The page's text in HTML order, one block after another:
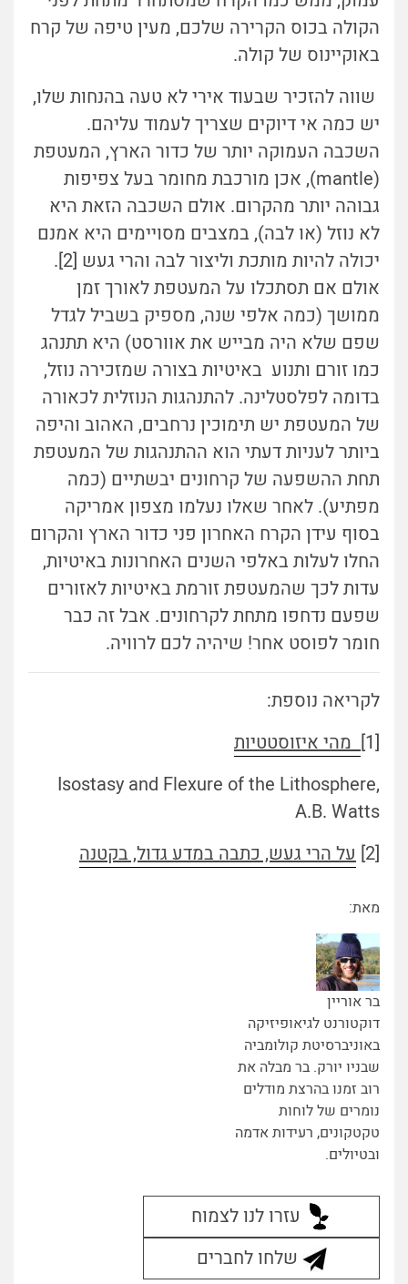
הקולה בכוס הקרירה שלכם, מעין טיפה של קרח
באוקיינוס של קולה.
שווה להזכיר שבעוד אירי לא טעה בהנחות שלו,
יש כמה אי דיוקים שצריך לעמוד עליהם.
השכבה העמוקה יותר של כדור הארץ, המעטפת
(mantle), אכן מורכבת מחומר בעל צפיפות
גבוהה יותר מהקרום. אולם השכבה הזאת היא
לא נוזל (או לבה), במצבים מסויימים היא אמנם
יכולה להיות מותכת וליצור לבה והרי געש [2].
אולם אם תסתכלו על המעטפת לאורך זמן
ממושך (כמה אלפי שנה, מספיק בשביל לגדל
שפם שלא היה מבייש את אוורסט) היא תתנהג
כמו זורם ותנוע באיטיות בצורה שמזכירה נוזל,
בדומה לפלסטלינה. להתנהגות הנוזלית לכאורה
של המעטפת יש תימוכין נרחבים, האהוב והיפה
ביותר לעניות דעתי הוא ההתנהגות של המעטפת
תחת ההשפעה של קרחונים יבשתיים (כמה
מפתיע). לאחר שאלו נעלמו מצפון אמריקה
בסוף עידן הקרח האחרון פני כדור הארץ והקרום
החלו לעלות באלפי השנים האחרונות באיטיות,
עדות לכך שהמעטפת זורמת באיטיות לאזורים
שפעם נדחפו מתחת לקרחונים. אבל זה כבר
חומר לפוסט אחר! שיהיה לכם לרוויה.
לקריאה נוספת:
[1] מהי איזוסטטיות
Isostasy and Flexure of the Lithosphere,
A.B. Watts
[2]
על הרי געש, כתבה במדע גדול, בקטנה
מאת:
בר אוריין
דוקטורנט לגיאופיזיקה
באוניברסיטת קולומביה
שבניו יורק. בר מבלה את
רוב זמנו בהרצת מודלים
נומרים של לוחות
טקטקונים, רעידות אדמה
ובטיולים.
עזרו לנו לצמוח
שלחו לחברים